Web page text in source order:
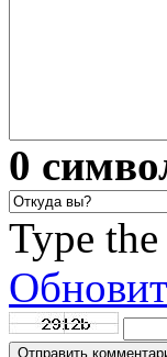
0
Type
Отправить